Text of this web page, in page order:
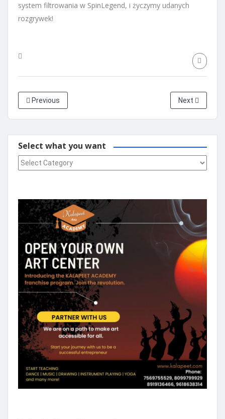
system filtrowania w SpinLegend, i życzymy udanych
rozgrywek!
Previous Next
Select what you want
Select what you want